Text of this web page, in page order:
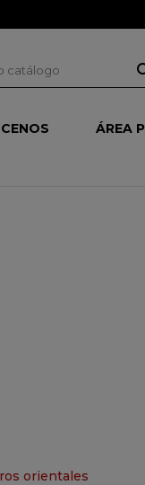
ÁREA
orientales